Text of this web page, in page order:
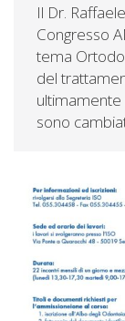
Il Dr.
Congresso
tema
del
sono